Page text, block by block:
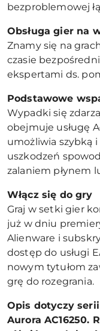
bezproblemowej
Obsługa gier na
Znamy się na
czasie
ekspertami ds.
Podstawowe
Wypadki się
obejmuje usługę
umożliwia szybką
uszkodzeń
zalaniem płynem
Włącz się do gry
Graj w setki gier
już w dniu
Alienware i
dostęp do usługi
nowym tytułom
grę do rozegrania.
Opis dotyczy
Aurora AC16250.